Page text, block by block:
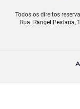
Todos os direitos
Rua: Rangel Pestana,